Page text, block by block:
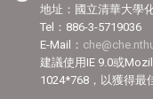
地址：國立清華大學
Tel：886-3-
E-Mail：
建議使用IE 9.0或
1024*768，以獲得最